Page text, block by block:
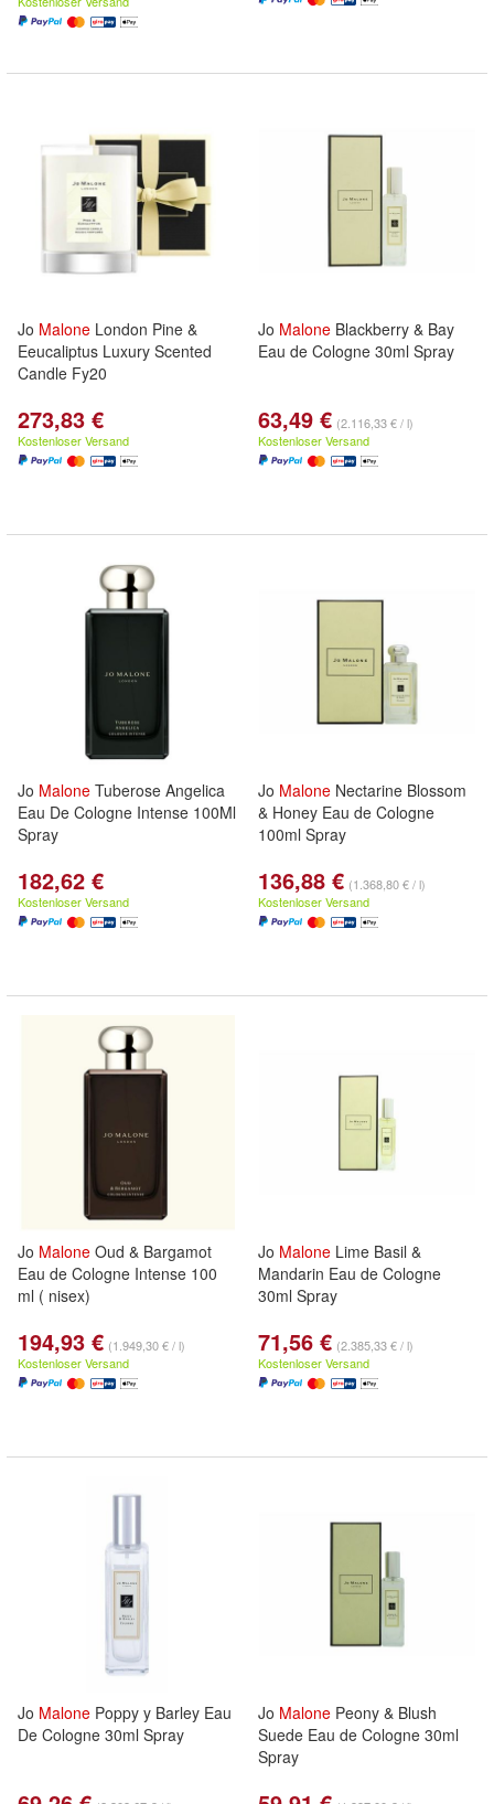
Jo Malone London Pine &
Eeucaliptus Luxury Scented
Candle Fy20
273,83 €
Kostenloser Versand
Jo Malone Blackberry & Bay
Eau de Cologne 30ml Spray
63,49 € (2.116,33 € / l)
Kostenloser Versand
Jo Malone Tuberose Angelica
Eau De Cologne Intense 100Ml
Spray
182,62 €
Kostenloser Versand
Jo Malone Nectarine Blossom
& Honey Eau de Cologne
100ml Spray
136,88 € (1.368,80 € / l)
Kostenloser Versand
Jo Malone Oud & Bargamot
Eau de Cologne Intense 100
ml ( nisex)
194,93 € (1.949,30 € / l)
Kostenloser Versand
Jo Malone Lime Basil &
Mandarin Eau de Cologne
30ml Spray
71,56 € (2.385,33 € / l)
Kostenloser Versand
Jo Malone Poppy y Barley Eau
De Cologne 30ml Spray
Jo Malone Peony & Blush
Suede Eau de Cologne 30ml
Spray